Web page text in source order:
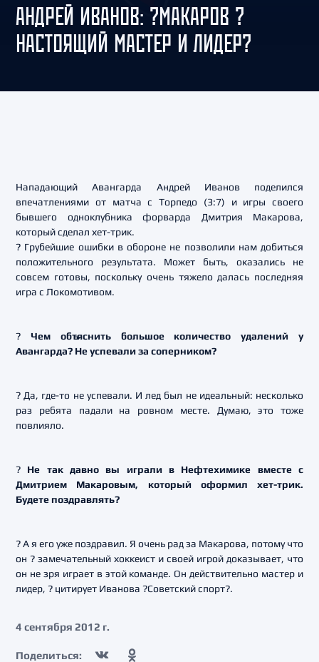
АНДРЕЙ ИВАНОВ: ?МАКАРОВ ?
НАСТОЯЩИЙ МАСТЕР И ЛИДЕР?
Нападающий Авангарда Андрей Иванов поделился
впечатлениями от матча с Торпедо (3:7) и игры своего
бывшего одноклубника форварда Дмитрия Макарова,
который сделал хет-трик.
? Грубейшие ошибки в обороне не позволили нам добиться
положительного результата. Может быть, оказались не
совсем готовы, поскольку очень тяжело далась последняя
игра с Локомотивом.
? Чем объяснить большое количество удалений у
Авангарда? Не успевали за соперником?
? Да, где-то не успевали. И лед был не идеальный: несколько
раз ребята падали на ровном месте. Думаю, это тоже
повлияло.
? Не так давно вы играли в Нефтехимике вместе с
Дмитрием Макаровым, который оформил хет-трик.
Будете поздравлять?
? А я его уже поздравил. Я очень рад за Макарова, потому что
он ? замечательный хоккеист и своей игрой доказывает, что
он не зря играет в этой команде. Он действительно мастер и
лидер, ? цитирует Иванова ?Советский спорт?.
4 сентября 2012 г.
Поделиться: